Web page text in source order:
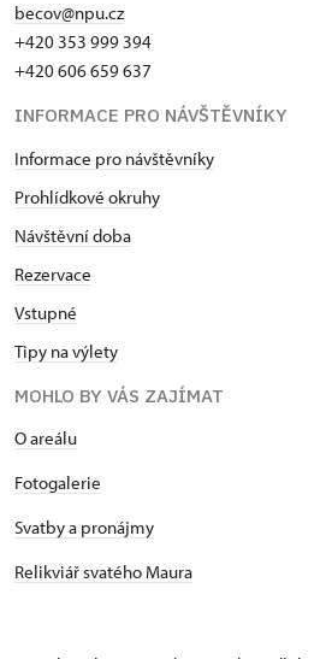
becov@npu.cz
+420 353 999 394
+420 606 659 637
INFORMACE PRO NÁVŠTĚVNÍKY
Informace pro návštěvníky
Prohlídkové okruhy
Návštěvní doba
Rezervace
Vstupné
Tipy na výlety
MOHLO BY VÁS ZAJÍMAT
O areálu
Fotogalerie
Svatby a pronájmy
Relikviář svatého Maura